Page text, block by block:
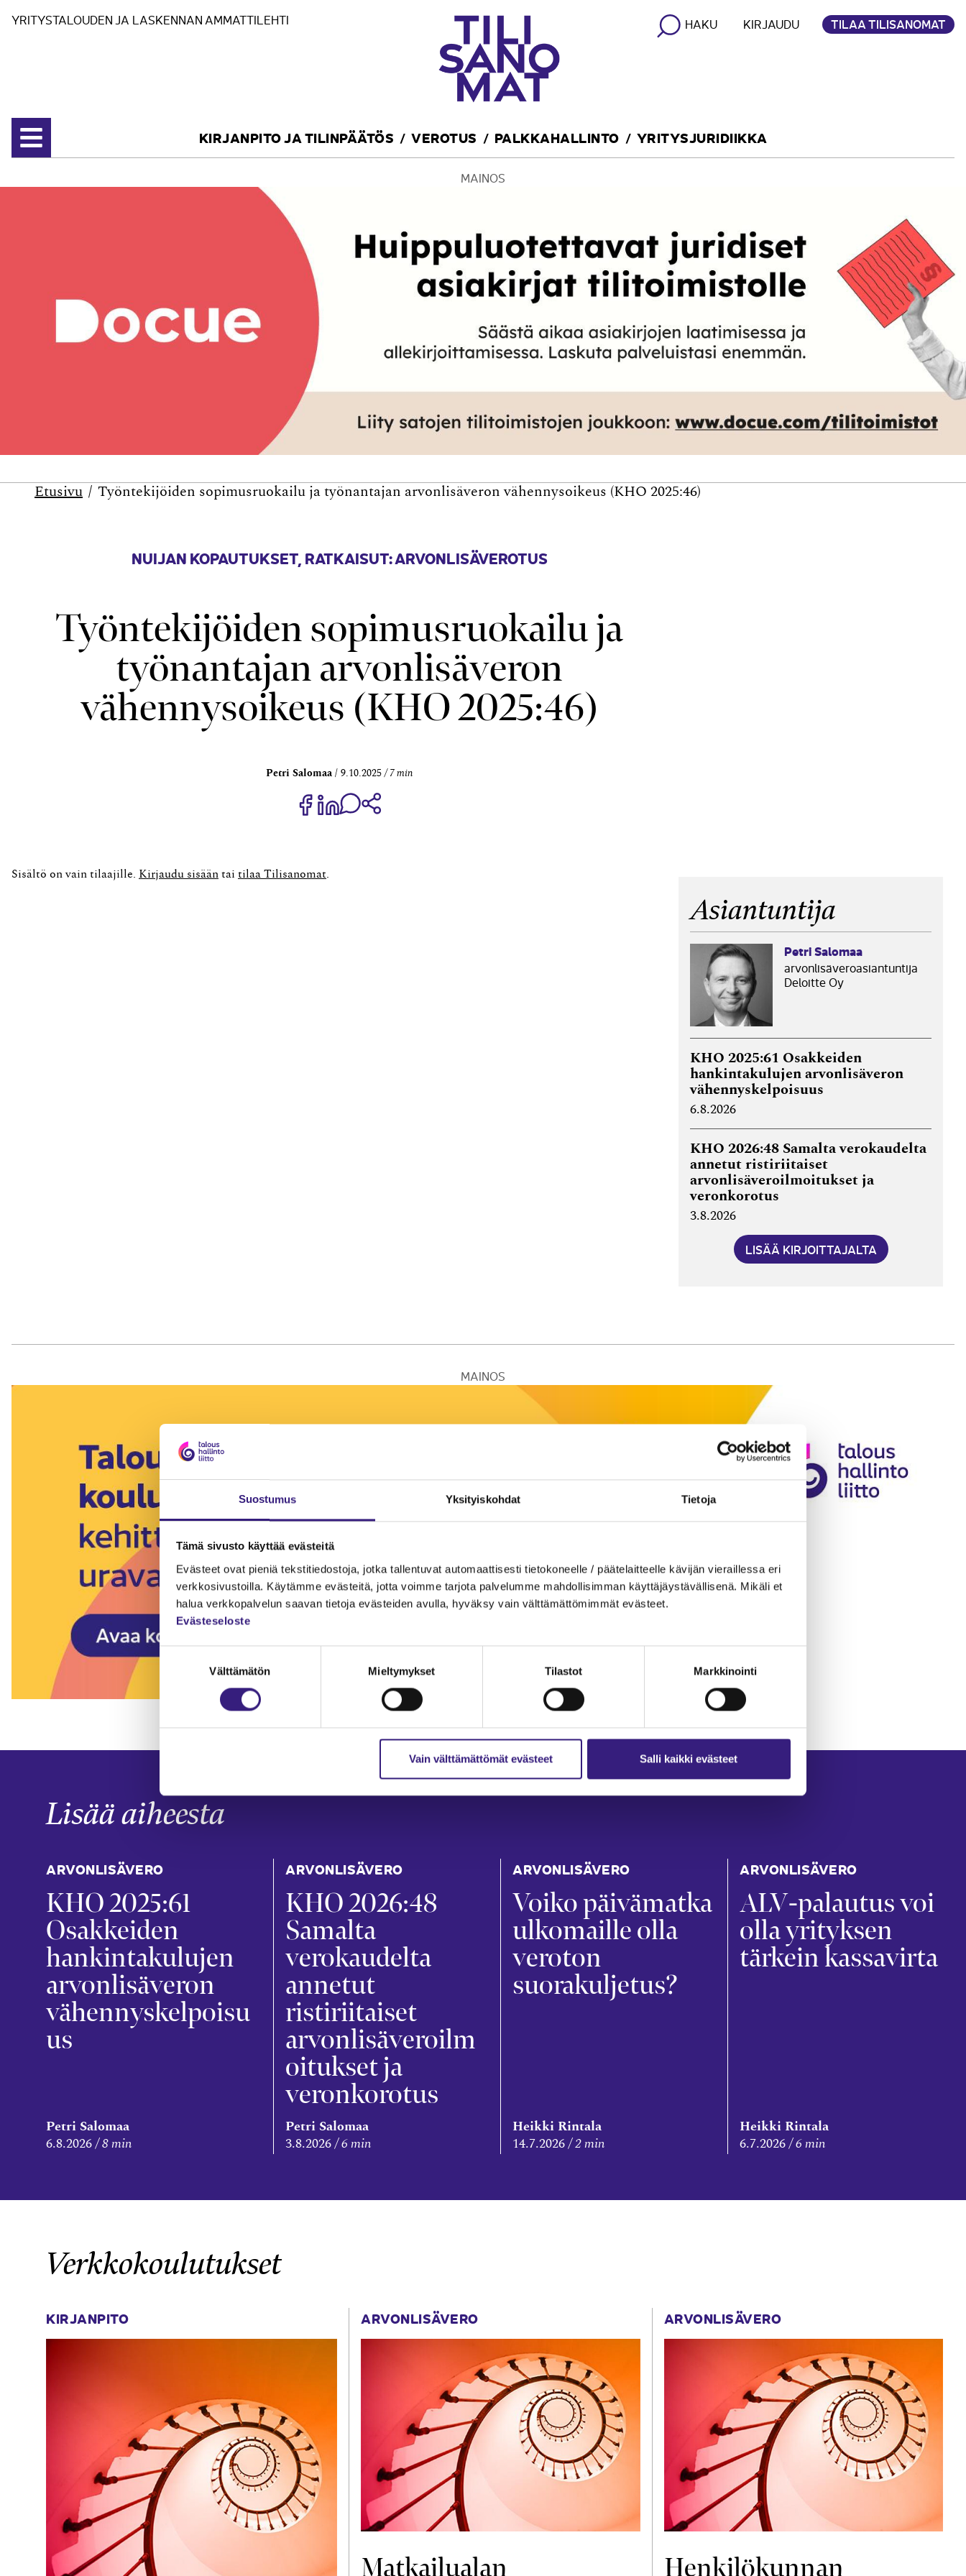
Suostumus Yksityiskohdat Tietoja
Tämä sivusto käyttää evästeitä
Evästeet ovat pieniä tekstitiedostoja, jotka tallentuvat automaattisesti tietokoneelle / päätelaitteelle kävijän vieraillessa eri
verkkosivustoilla. Käytämme evästeitä, jotta voimme tarjota palvelumme mahdollisimman käyttäjäystävällisenä. Mikäli et
halua verkkopalvelun saavan tietoja evästeiden avulla, hyväksy vain välttämättömimmät evästeet.
Evästeseloste
Suostumuksen
Välttämätön Mieltymykset Tilastot Markkinointi
Vain välttämättömät evästeet Salli kaikki evästeet
YRITYSTALOUDEN JA LASKENNAN AMMATTILEHTI HAKU KIRJAUDU TILAA TILISANOMAT
Avaa valikko
KIRJANPITO JA TILINPÄÄTÖS VEROTUS PALKKAHALLINTO YRITYSJURIDIIKKA
MAINOS
Etusivu Työntekijöiden sopimusruokailu ja työnantajan arvonlisäveron vähennysoikeus (KHO 2025:46)
NUIJAN KOPAUTUKSET, RATKAISUT: ARVONLISÄVEROTUS
Työntekijöiden sopimusruokailu ja
työnantajan arvonlisäveron
vähennysoikeus (KHO 2025:46)
Petri Salomaa 9.10.2025 7 min
Jaa Share on Facebook
Jaa Share on LinkedIn
Jaa WhatsApp-viestinä
Sisältö on vain tilaajille. Kirjaudu sisään tai tilaa Tilisanomat
Asiantuntija
Petri Salomaa
arvonlisäveroasiantuntija
Deloitte Oy
KHO 2025:61 Osakkeiden
hankintakulujen arvonlisäveron
vähennyskelpoisuus
6.8.2026
KHO 2026:48 Samalta verokaudelta
annetut ristiriitaiset
arvonlisäveroilmoitukset ja
veronkorotus
3.8.2026
LISÄÄ KIRJOITTAJALTA
MAINOS
Lisää aiheesta
ARVONLISÄVERO
KHO 2025:61
Osakkeiden
hankintakulujen
arvonlisäveron
vähennyskelpoisu
us
Petri Salomaa
6.8.2026 8 min
ARVONLISÄVERO
KHO 2026:48
Samalta
verokaudelta
annetut
ristiriitaiset
arvonlisäveroilm
oitukset ja
veronkorotus
Petri Salomaa
3.8.2026 6 min
ARVONLISÄVERO
Voiko päivämatka
ulkomaille olla
veroton
suorakuljetus?
Heikki Rintala
14.7.2026 2 min
ARVONLISÄVERO
ALV-palautus voi
olla yrityksen
tärkein kassavirta
Heikki Rintala
6.7.2026 6 min
Verkkokoulutukset
KIRJANPITO ARVONLISÄVERO
Matkailualan
ARVONLISÄVERO
Henkilökunnan